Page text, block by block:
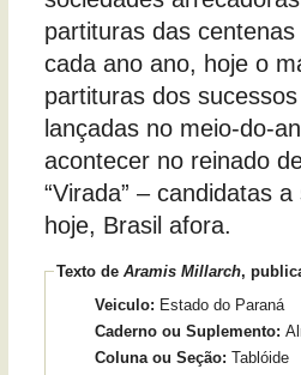
partituras das
cada ano ano, hoje o
partituras dos
lançadas no meio-do-
acontecer no reinado
“Virada” – candidatas
hoje, Brasil afora.
Texto de Aramis Millarch,
Veiculo: Estado do Paraná
Caderno ou Suplemento:
Coluna ou Seção: Tablóide